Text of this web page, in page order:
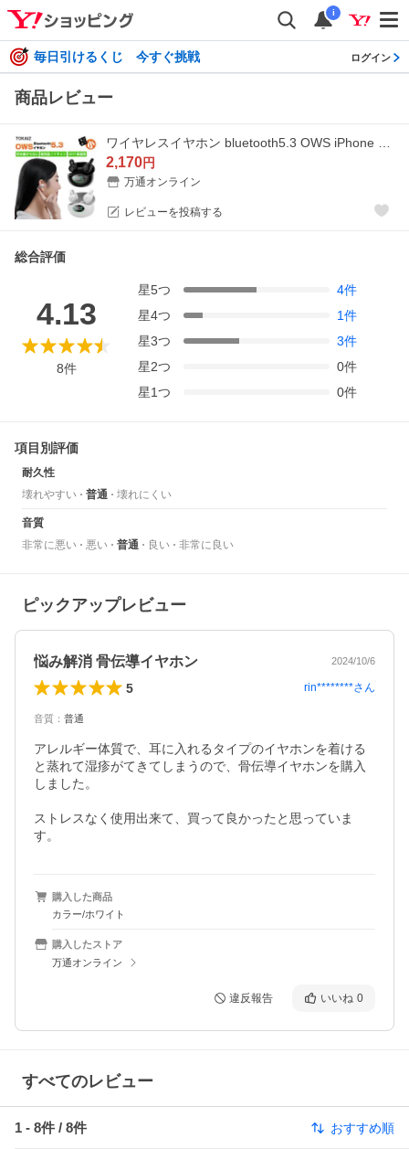
i
毎日引けるくじ 今すぐ挑戦 ログイン
商品レビュー
2,170円
万通オンライン
レビューを投稿する
総合評価
4.13
8件
星5つ 4件
星4つ 1件
星3つ 3件
星2つ 0件
星1つ 0件
項目別評価
耐久性
壊れやすい
普通 壊れにくい
音質
非常に悪い
悪い 普通 良い 非常に良い
ピックアップレビュー
悩み解消 骨伝導イヤホン 2024/10/6
5 rin********さん
音質 ： 普通
アレルギー体質で、耳に入れるタイプのイヤホンを着ける
と蒸れて湿疹がてきてしまうので、骨伝導イヤホンを購入
しました。
ストレスなく使用出来て、買って良かったと思っていま
す。
購入した商品
カラー/ホワイト
購入したストア
万通オンライン
違反報告 いいね 0
すべてのレビュー
1 - 8件 / 8件 おすすめ順